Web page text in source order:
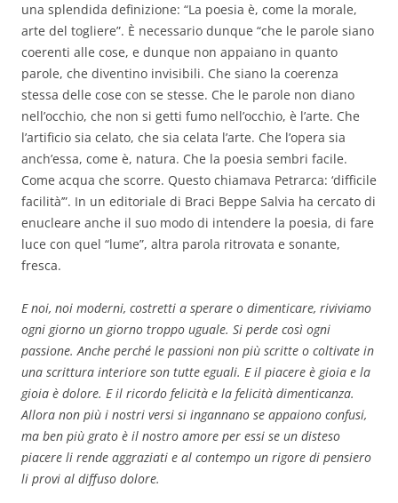
una splendida definizione: “La poesia è, come la morale,
arte del togliere”. È necessario dunque “che le parole siano
coerenti alle cose, e dunque non appaiano in quanto
parole, che diventino invisibili. Che siano la coerenza
stessa delle cose con se stesse. Che le parole non diano
nell’occhio, che non si getti fumo nell’occhio, è l’arte. Che
l’artificio sia celato, che sia celata l’arte. Che l’opera sia
anch’essa, come è, natura. Che la poesia sembri facile.
Come acqua che scorre. Questo chiamava Petrarca: ‘difficile
facilità’”. In un editoriale di Braci Beppe Salvia ha cercato di
enucleare anche il suo modo di intendere la poesia, di fare
luce con quel “lume”, altra parola ritrovata e sonante,
fresca.
E noi, noi moderni, costretti a sperare o dimenticare, riviviamo
ogni giorno un giorno troppo uguale. Si perde così ogni
passione. Anche perché le passioni non più scritte o coltivate in
una scrittura interiore son tutte eguali. E il piacere è gioia e la
gioia è dolore. E il ricordo felicità e la felicità dimenticanza.
Allora non più i nostri versi si ingannano se appaiono confusi,
ma ben più grato è il nostro amore per essi se un disteso
piacere li rende aggraziati e al contempo un rigore di pensiero
li provi al diffuso dolore.